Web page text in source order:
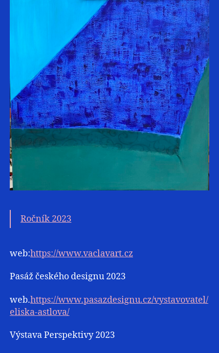
Ročník 2023
web:https://www.vaclavart.cz
Pasáž českého designu 2023
web.https://www.pasazdesignu.cz/vystavovatel/
eliska-astlova/
Výstava Perspektivy 2023